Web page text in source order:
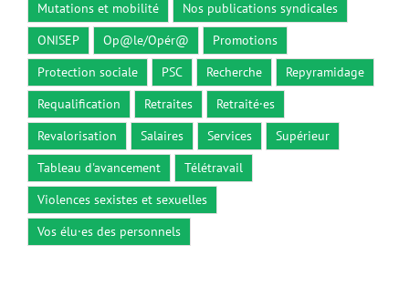
Mutations et mobilité
Nos publications syndicales
ONISEP
Op@le/Opér@
Promotions
Protection sociale
PSC Recherche
Repyramidage
Requalification
Retraites
Retraité·es
Revalorisation
Salaires Services
Supérieur
Tableau d'avancement
Télétravail
Violences sexistes et sexuelles
Vos élu·es des personnels